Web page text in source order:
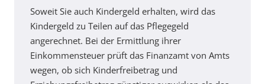
Soweit Sie auch Kindergeld erhalten, wird das
Kindergeld zu Teilen auf das Pflegegeld
angerechnet. Bei der Ermittlung ihrer
Einkommensteuer prüft das Finanzamt von Amts
wegen, ob sich Kinderfreibetrag und